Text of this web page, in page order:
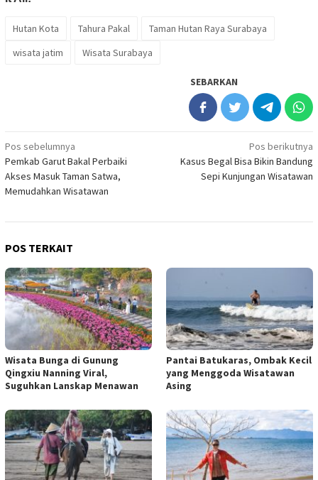
Hutan Kota Tahura Pakal
Taman Hutan Raya Surabaya
wisata jatim
Wisata Surabaya
SEBARKAN
Navigasi
pos
Pos sebelumnya
Pemkab Garut Bakal Perbaiki
Akses Masuk Taman Satwa,
Memudahkan Wisatawan
Pos berikutnya
Kasus Begal Bisa Bikin Bandung
Sepi Kunjungan Wisatawan
POS TERKAIT
Wisata Bunga di Gunung
Qingxiu Nanning Viral,
Suguhkan Lanskap Menawan
Pantai Batukaras, Ombak Kecil
yang Menggoda Wisatawan
Asing